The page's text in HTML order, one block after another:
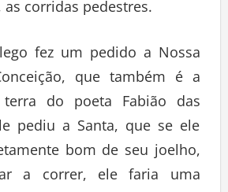
as corridas pedestres.
fez um pedido a Nossa
que também é a
do poeta Fabião das
pediu a Santa, que se ele
bom de seu joelho,
a correr, ele faria uma